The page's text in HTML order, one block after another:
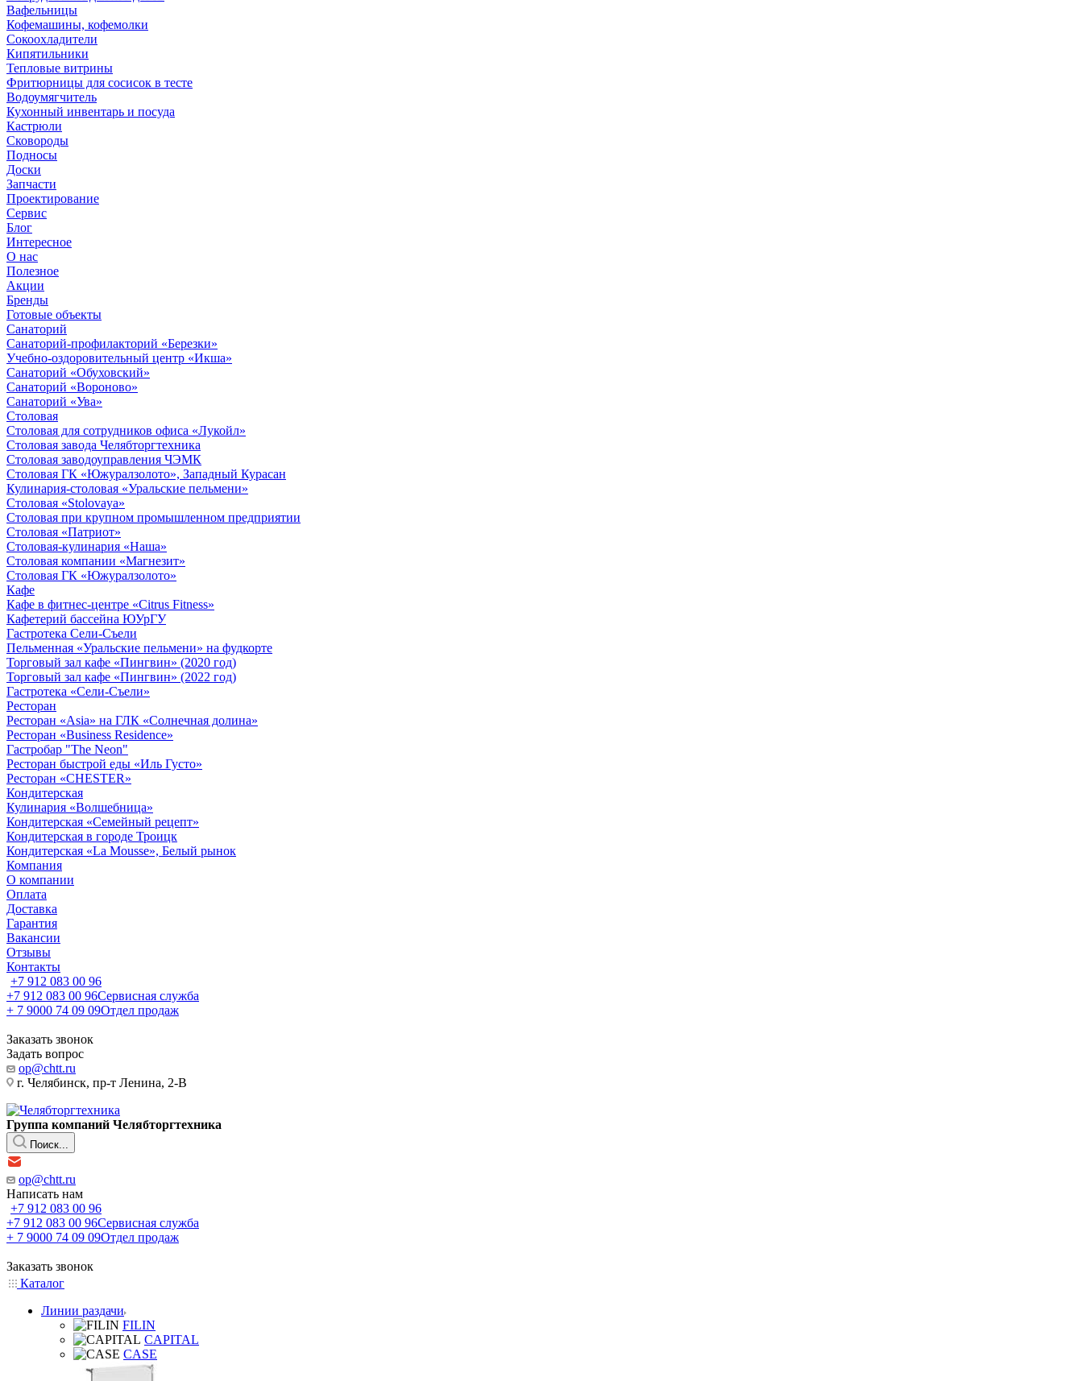
Вафельницы
Кофемашины, кофемолки
Сокоохладители
Кипятильники
Тепловые витрины
Фритюрницы для сосисок в тесте
Водоумягчитель
Кухонный инвентарь и посуда
Кастрюли
Сковороды
Подносы
Доски
Запчасти
Проектирование
Сервис
Блог
Интересное
О нас
Полезное
Акции
Бренды
Готовые объекты
Санаторий
Санаторий-профилакторий «Березки»
Учебно-оздоровительный центр «Икша»
Санаторий «Обуховский»
Санаторий «Вороново»
Санаторий «Ува»
Столовая
Столовая для сотрудников офиса «Лукойл»
Столовая завода Челябторгтехника
Столовая заводоуправления ЧЭМК
Столовая ГК «Южуралзолото», Западный Курасан
Кулинария-столовая «Уральские пельмени»
Столовая «Stolovaya»
Столовая при крупном промышленном предприятии
Столовая «Патриот»
Столовая-кулинария «Наша»
Столовая компании «Магнезит»
Столовая ГК «Южуралзолото»
Кафе
Кафе в фитнес-центре «Citrus Fitness»
Кафетерий бассейна ЮУрГУ
Гастротека Сели-Съели
Пельменная «Уральские пельмени» на фудкорте
Торговый зал кафе «Пингвин» (2020 год)
Торговый зал кафе «Пингвин» (2022 год)
Гастротека «Сели-Съели»
Ресторан
Ресторан «Asia» на ГЛК «Солнечная долина»
Ресторан «Business Residence»
Гастробар "The Neon"
Ресторан быстрой еды «Иль Густо»
Ресторан «CHESTER»
Кондитерская
Кулинария «Волшебница»
Кондитерская «Семейный рецепт»
Кондитерская в городе Троицк
Кондитерская «La Mousse», Белый рынок
Компания
О компании
Оплата
Доставка
Гарантия
Вакансии
Отзывы
Контакты
+7 912 083 00 96
+7 912 083 00 96Сервисная служба
+ 7 9000 74 09 09Отдел продаж
Заказать звонок
Задать вопрос
op@chtt.ru
г. Челябинск, пр-т Ленина, 2-В
Группа компаний Челябторгтехника
Поиск...
op@chtt.ru
Написать нам
+7 912 083 00 96
+7 912 083 00 96Сервисная служба
+ 7 9000 74 09 09Отдел продаж
Заказать звонок
Каталог
Линии раздачи
FILIN
CAPITAL
CASE